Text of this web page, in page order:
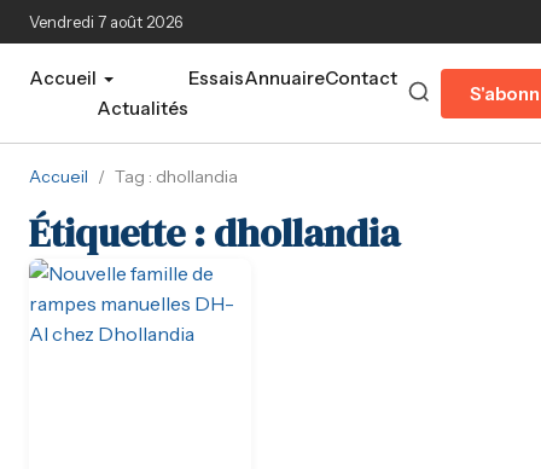
Aller au contenu principal
Vendredi 7 août 2026
Accueil
Actualités
EssaisAnnuaireContact
Accueil / Tag : dhollandia
Étiquette :dhollandia